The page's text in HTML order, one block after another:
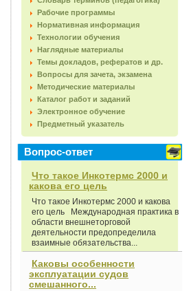
Рабочие программы
Нормативная информация
Технологии обучения
Наглядные материалы
Темы докладов, рефератов и др.
Вопросы для зачета, экзамена
Методические материалы
Каталог работ и заданий
Электронное обучение
Предметный указатель
Вопрос-ответ
Что такое Инкотермс 2000 и
какова его цель
Что такое Инкотермс 2000 и какова
его цель Международная практика в
области внешнеторговой
деятельности предопределила
взаимные обязательства...
Каковы особенности
эксплуатации судов
смешанного...